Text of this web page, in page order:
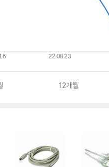
12개월